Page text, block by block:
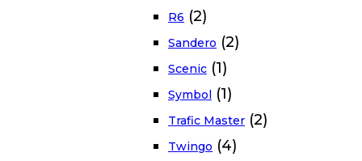
R6 (2)
Sandero (2)
Scenic (1)
Symbol (1)
Trafic Master (2)
Twingo (4)